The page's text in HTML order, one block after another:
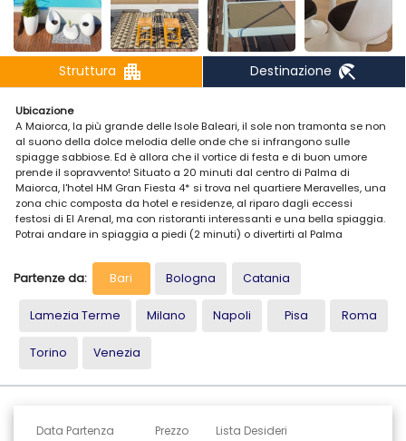
Struttura apartment Destinazione beach_access
Ubicazione
A Maiorca, la più grande delle Isole Baleari, il sole non tramonta se non
al suono della dolce melodia delle onde che si infrangono sulle
spiagge sabbiose. Ed è allora che il vortice di festa e di buon umore
prende il sopravvento! Situato a 20 minuti dal centro di Palma di
Maiorca, l'hotel HM Gran Fiesta 4* si trova nel quartiere Meravelles, una
zona chic composta da hotel e residenze, al riparo dagli eccessi
festosi di El Arenal, ma con ristoranti interessanti e una bella spiaggia.
Potrai andare in spiaggia a piedi (2 minuti) o divertirti al Palma
minuti, il campo da golf Son Gual Mallorca a 20 minuti e la discoteca
Megapark a 6 minuti.
Alloggio
L'hotel è caratterizzato da una moderna architettura mediterranea di
piacevoli, con mobili rifiniti lussuosamente.
pagamento, finestre insonorizzate, cassaforte a pagamento, minibar a
Partenze da: Bari Bologna Catania
Lamezia Terme Milano Napoli Pisa Roma
Torino Venezia
Data Partenza Prezzo Lista Desideri